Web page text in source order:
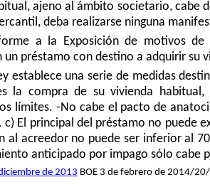
ajeno al ámbito societario, cabe
deba realizarse ninguna
a la Exposición de motivos
préstamo con destino a adquirir su
establece una serie de medidas
la compra de su vivienda
límites. -No cabe el pacto de
c) El principal del préstamo no puede
al acreedor no puede ser inferior al
anticipado por impago sólo cabe
de 2013 BOE 3 de febrero de 2014/